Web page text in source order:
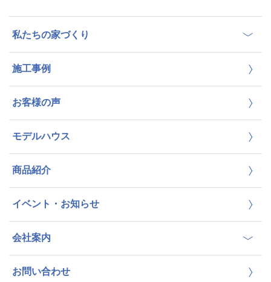
私たちの家づくり
施工事例
お客様の声
モデルハウス
商品紹介
イベント・お知らせ
会社案内
お問い合わせ